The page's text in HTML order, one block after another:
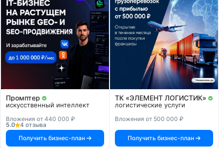
Промптер
искусственный интеллект
Вложения от 440 000 ₽
5.0
4 отзыва
Получить бизнес-план
ТК «ЭЛЕМЕНТ ЛОГИСТИК»
логистические услуги
Вложения от 500 000 ₽
Получить бизнес-план